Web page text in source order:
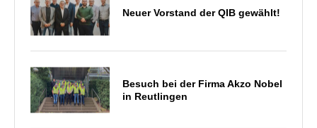
Neuer Vorstand der QIB gewählt!
Besuch bei der Firma Akzo Nobel
in Reutlingen